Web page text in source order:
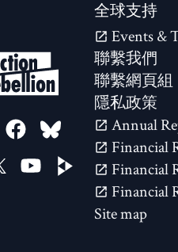
全球支持
Events &
聯繫我們
聯繫網頁組
隱私政策
Site map
ON